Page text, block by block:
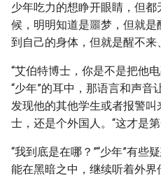
少年吃力的想睁开眼睛，但
候，明明知道是噩梦，但就
到自己的身体，但就是醒不来
“艾伯特博士，你是不是把他
“少年”的耳中，那语言和声音
发现他的其他学生或者报警
士，还是个外国人。“这才是第
“我到底是在哪？”“少年”有些
能在黑暗之中，继续听着外界